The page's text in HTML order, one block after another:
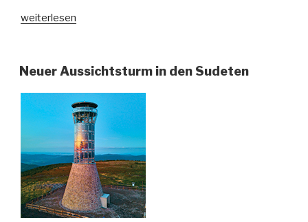
„34
tschechisches
von
oben“
weiterlesen
Neuer Aussichtsturm in den Sudeten